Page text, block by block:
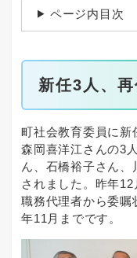
ページ内目次
新任3人、
町社会教育委員に新
森岡喜洋江さんの3
ん、石橋裕子さん
されました。昨年
職務代理者から委嘱
年11月までです。